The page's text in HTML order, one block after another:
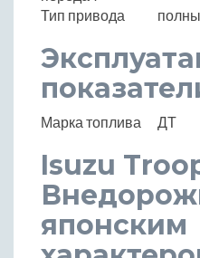
Тип привода
Марка топлива ДТ
Isuzu
японским